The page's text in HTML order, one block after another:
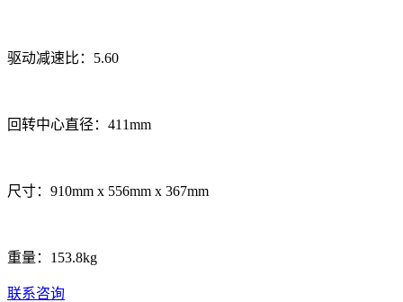
驱动减速比：5.60
回转中心直径：411mm
尺寸：910mm x 556mm x 367mm
重量：153.8kg
联系咨询